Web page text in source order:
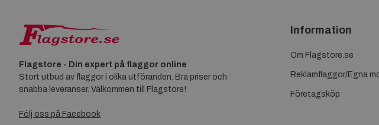
Flagstore - Din expert på flaggor online
Stort utbud av flaggor i olika utföranden. Bra priser och
snabba leveranser. Välkommen till Flagstore!
Följ oss på Facebook
Information
Om Flagstore.se
Reklamflaggor/Egna
Företagsköp